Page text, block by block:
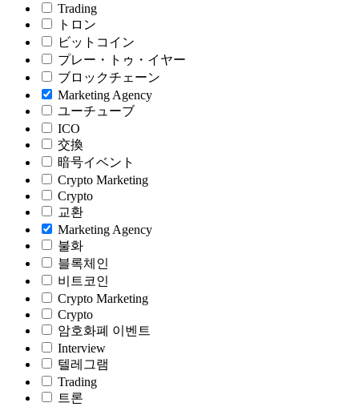
Trading
トロン
ビットコイン
プレー・トゥ・イヤー
ブロックチェーン
Marketing Agency
ユーチューブ
ICO
交換
暗号イベント
Crypto Marketing
Crypto
교환
Marketing Agency
불화
블록체인
비트코인
Crypto Marketing
Crypto
암호화폐 이벤트
Interview
텔레그램
Trading
트론